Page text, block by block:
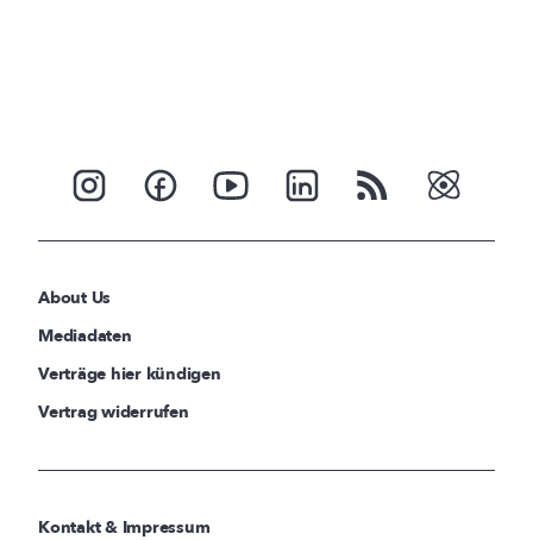
About Us
Mediadaten
Verträge hier kündigen
Vertrag widerrufen
Kontakt & Impressum